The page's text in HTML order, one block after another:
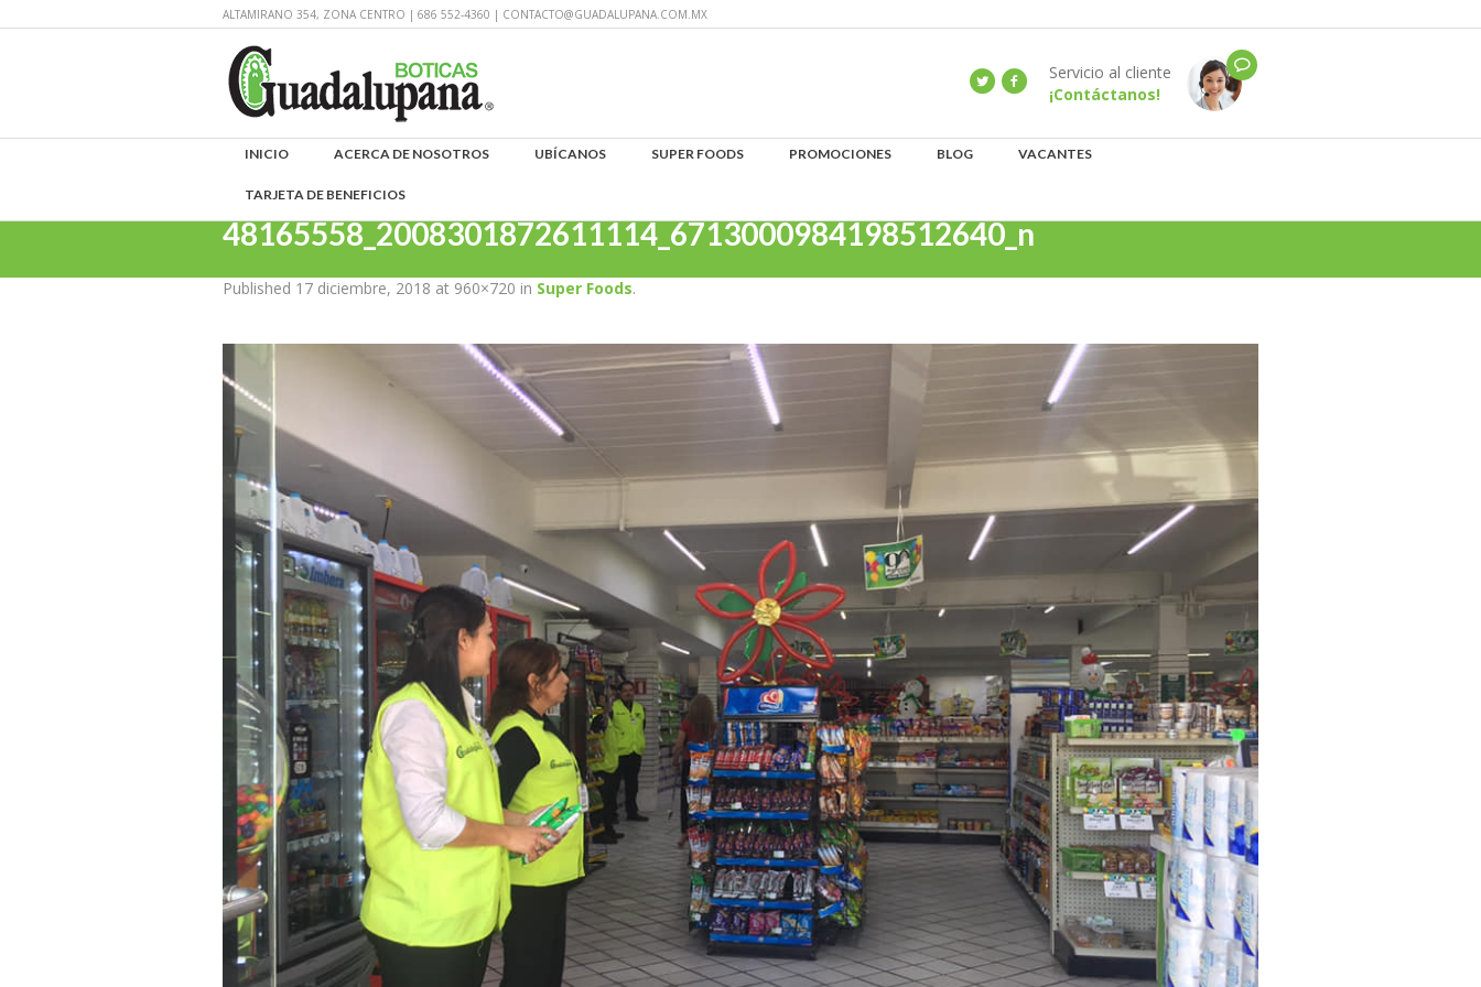
ALTAMIRANO 354, ZONA CENTRO | 686 552-4360 | CONTACTO@GUADALUPANA.COM.MX
Servicio al cliente
¡Contáctanos!
INICIO ACERCA DE NOSOTROS UBÍCANOS SUPER FOODS PROMOCIONES BLOG VACANTES
TARJETA DE BENEFICIOS
48165558_2008301872611114_6713000984198512640_n
Published 17 diciembre, 2018 at 960×720 in Super Foods.